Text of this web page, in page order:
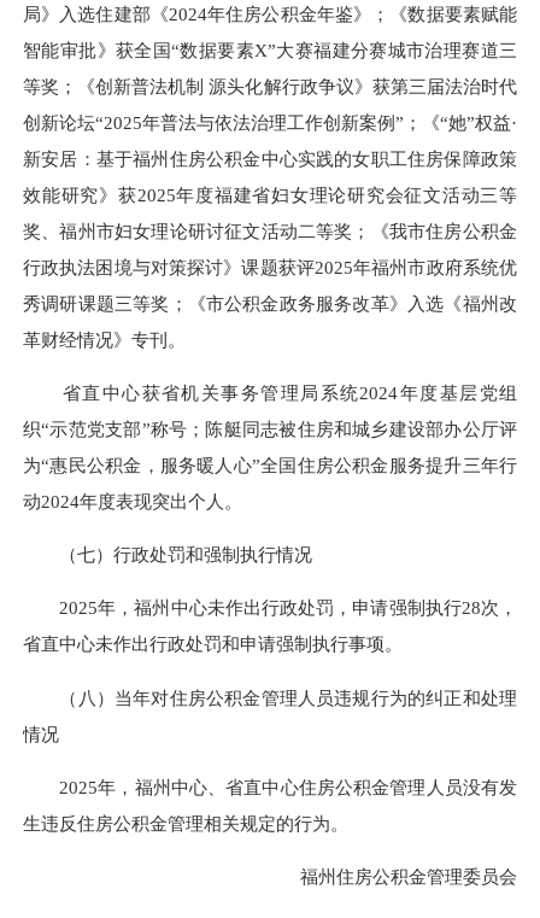
局》入选住建部《2024年住房公积金年鉴》；
《数据要素赋能
智能审批》获全国“数据要素X”大赛福建分赛城市治理赛道三
等奖；《创新普法机制 源头化解行政争议》获第三届法治时代
创新论坛“2025年普法与依法治理工作创新案例”；
《“她”权益·
新安居：基于福州住房公积金中心实践的女职工住房保障政策
效能研究》获2025年度福建省妇女理论研究会征文活动三等
奖、福州市妇女理论研讨征文活动二等奖 ；《我市住房公积金
行政执法困境与对策探讨》课题获评2025年福州市政府系统优
秀调研课题三等奖；《市公积金政务服务改革》入选《福州改
革财经情况》专刊。
省直中心获省机关事务管理局系统2024年度基层党组
织“示范党支部”称号；陈艇同志被住房和城乡建设部办公厅评
为“惠民公积金，服务暖人心”全国住房公积金服务提升三年行
动2024年度表现突出个人。
（七）行政处罚和强制执行情况
2025年，福州中心未作出行政处罚，申请强制执行28次，
省直中心未作出行政处罚和申请强制执行事项。
（八） 当年对住房公积金管理人员违规行为的纠正和处理
情况
2025年，福州中心、省直中心住房公积金管理人员没有发
生违反住房公积金管理相关规定的行为。
福州住房公积金管理委员会